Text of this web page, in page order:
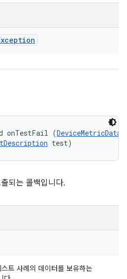
onTestFail (DeviceMetricData
test)
되는 콜백입니다.
스트 사례의 데이터를 보유하는